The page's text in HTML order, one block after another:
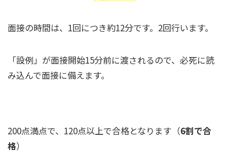
面接の時間は、1回につき約12分です。2回行います。
「設例」が面接開始15分前に渡されるので、必死に読
み込んで面接に備えます。
200点満点で、120点以上で合格となります（6割で合
格）